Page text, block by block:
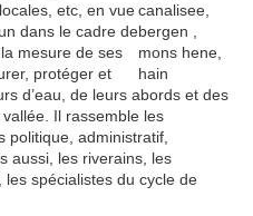
etc, en vue
dans le cadre de
mesure de ses
protéger et
d’eau, de leurs abords et des
Il rassemble les
politique, administratif,
aussi, les riverains, les
spécialistes du cycle de